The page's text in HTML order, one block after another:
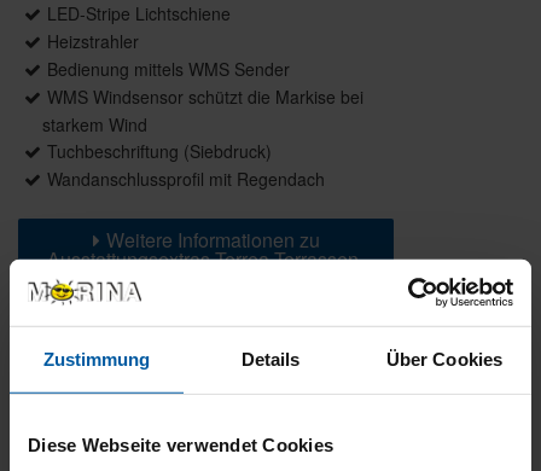
Zustimmung Details Über Cookies
Diese Webseite verwendet Cookies
LED-Stripe Lichtschiene
Heizstrahler
Bedienung mittels WMS Sender
WMS Windsensor schützt die Markise bei
starkem Wind
Tuchbeschriftung (Siebdruck)
Wandanschlussprofil mit Regendach
Weitere Informationen zu
Ausstattungsextras Terrea Terrassen-
FARBEN & STOFFE
Weitere Informationen